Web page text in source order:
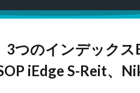
3つのインデックス
iEdge S-Reit、